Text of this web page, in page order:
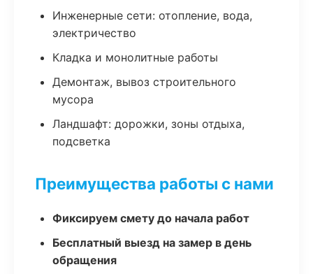
Инженерные сети: отопление, вода,
электричество
Кладка и монолитные работы
Демонтаж, вывоз строительного
мусора
Ландшафт: дорожки, зоны отдыха,
подсветка
Преимущества работы с нами
Фиксируем смету до начала работ
Бесплатный выезд на замер в день
обращения